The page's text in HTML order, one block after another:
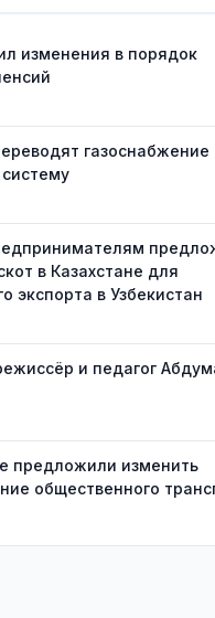
изменения в порядок
газоснабжение
в Казахстане для
экспорта в Узбекистан
и педагог
предложили изменить
общественного